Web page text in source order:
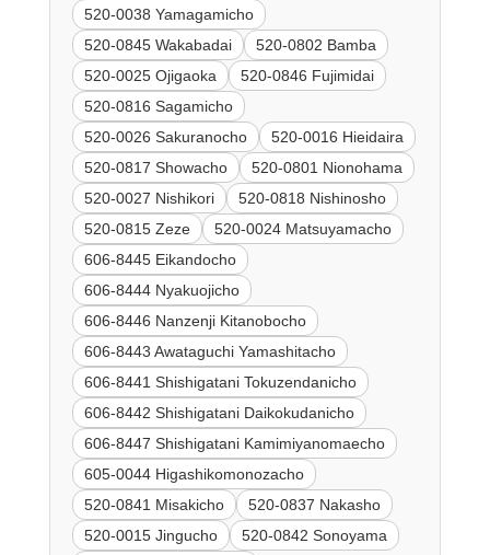
520-0038 Yamagamicho
520-0845 Wakabadai
520-0802 Bamba
520-0025 Ojigaoka
520-0846 Fujimidai
520-0816 Sagamicho
520-0026 Sakuranocho
520-0016 Hieidaira
520-0817 Showacho
520-0801 Nionohama
520-0027 Nishikori
520-0818 Nishinosho
520-0815 Zeze
520-0024 Matsuyamacho
606-8445 Eikandocho
606-8444 Nyakuojicho
606-8446 Nanzenji Kitanobocho
606-8443 Awataguchi Yamashitacho
606-8441 Shishigatani Tokuzendanicho
606-8442 Shishigatani Daikokudanicho
606-8447 Shishigatani Kamimiyanomaecho
605-0044 Higashikomonozacho
520-0841 Misakicho
520-0837 Nakasho
520-0015 Jingucho
520-0842 Sonoyama